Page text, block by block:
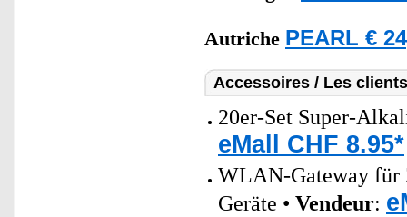
Autriche PEARL €
Accessoires / Les
20er-Set Super-
eMall CHF 8.95*
WLAN-Gateway für
Geräte • Vendeur: